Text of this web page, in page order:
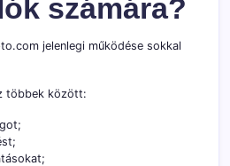
számára?
jelenlegi működése sokkal
többek között: